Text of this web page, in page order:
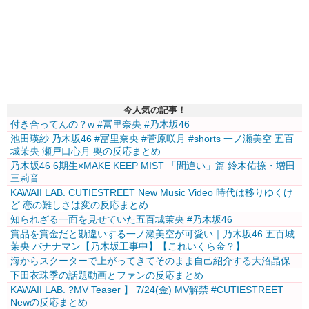
今人気の記事！
付き合ってんの？w #冨里奈央 #乃木坂46
池田瑛紗 乃木坂46 #冨里奈央 #菅原咲月 #shorts 一ノ瀬美空 五百
城茉央 瀬戸口心月 奥の反応まとめ
乃木坂46 6期生×MAKE KEEP MIST 「間違い」篇 鈴木佑捺・増田
三莉音
KAWAII LAB. CUTIESTREET New Music Video 時代は移りゆくけ
ど 恋の難しさは変の反応まとめ
知られざる一面を見せていた五百城茉央 #乃木坂46
賞品を賞金だと勘違いする一ノ瀬美空が可愛い｜乃木坂46 五百城
茉央 バナナマン【乃木坂工事中】【これいくら金？】
海からスクーターで上がってきてそのまま自己紹介する大沼晶保
下田衣珠季の話題動画とファンの反応まとめ
KAWAII LAB. ?MV Teaser️‍ 】 7/24(金) MV解禁 #CUTIESTREET
Newの反応まとめ